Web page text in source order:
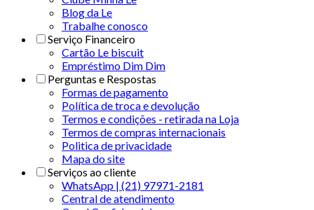
Blog da Le
Trabalhe conosco
Serviço Financeiro
Cartão Le biscuit
Empréstimo Dim Dim
Perguntas e Respostas
Formas de pagamento
Política de troca e devolução
Termos e condições - retirada na Loja
Termos de compras internacionais
Politica de privacidade
Mapa do site
Serviços ao cliente
WhatsApp | (21) 97971-2181
Central de atendimento